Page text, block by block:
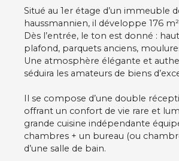
Situé au 1er étage d’un immeuble
haussmannien, il développe 176
Dès l’entrée, le ton est donné :
plafond, parquets anciens,
Une atmosphère élégante et
séduira les amateurs de biens
Il se compose d’une double
offrant un confort de vie rare et
grande cuisine indépendante
chambres + un bureau (ou
d’une salle de bain.